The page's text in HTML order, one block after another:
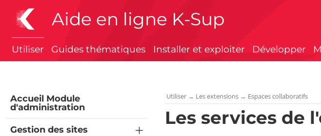
Aide en ligne K-Sup
Utiliser Guides thématiques Installer et exploiter Développer
Accueil Module
d'administration
Gestion des sites
Utiliser → Les extensions → Espaces collaboratifs
Les services de